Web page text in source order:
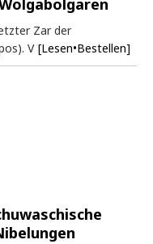
Zar der
V [Lesen•Bestellen]